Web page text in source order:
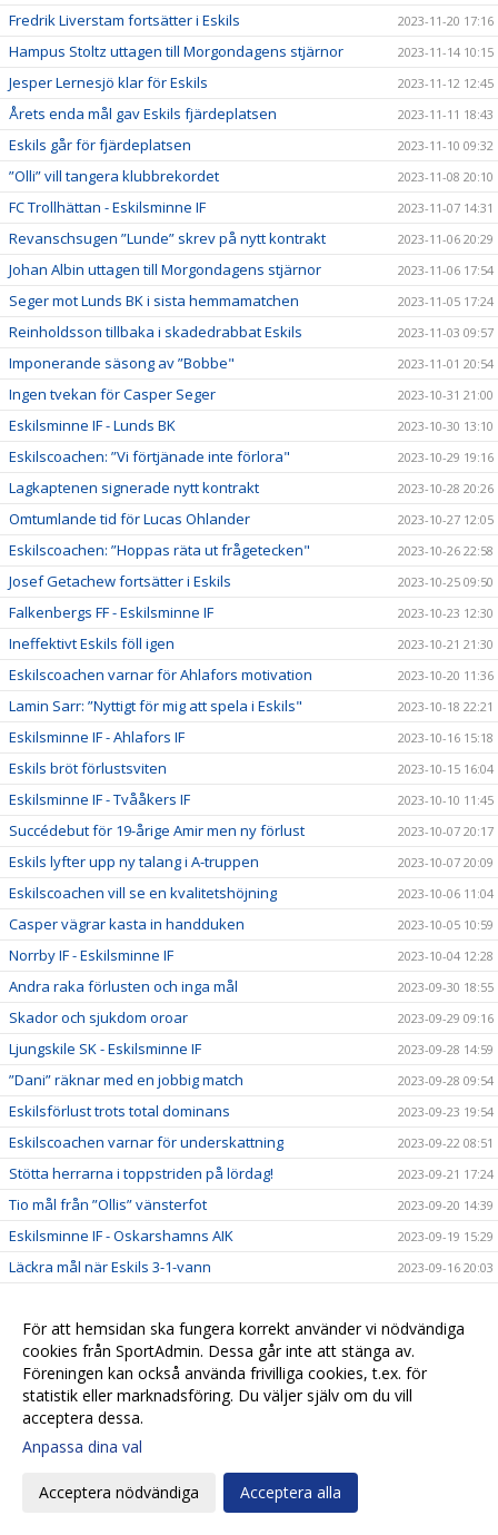
Fredrik Liverstam fortsätter i Eskils 2023-11-20 17:16
Hampus Stoltz uttagen till Morgondagens stjärnor 2023-11-14 10:15
Jesper Lernesjö klar för Eskils 2023-11-12 12:45
Årets enda mål gav Eskils fjärdeplatsen 2023-11-11 18:43
Eskils går för fjärdeplatsen 2023-11-10 09:32
”Olli” vill tangera klubbrekordet 2023-11-08 20:10
FC Trollhättan - Eskilsminne IF 2023-11-07 14:31
Revanschsugen ”Lunde” skrev på nytt kontrakt 2023-11-06 20:29
Johan Albin uttagen till Morgondagens stjärnor 2023-11-06 17:54
Seger mot Lunds BK i sista hemmamatchen 2023-11-05 17:24
Reinholdsson tillbaka i skadedrabbat Eskils 2023-11-03 09:57
Imponerande säsong av ”Bobbe" 2023-11-01 20:54
Ingen tvekan för Casper Seger 2023-10-31 21:00
Eskilsminne IF - Lunds BK 2023-10-30 13:10
Eskilscoachen: ”Vi förtjänade inte förlora" 2023-10-29 19:16
Lagkaptenen signerade nytt kontrakt 2023-10-28 20:26
Omtumlande tid för Lucas Ohlander 2023-10-27 12:05
Eskilscoachen: ”Hoppas räta ut frågetecken" 2023-10-26 22:58
Josef Getachew fortsätter i Eskils 2023-10-25 09:50
Falkenbergs FF - Eskilsminne IF 2023-10-23 12:30
Ineffektivt Eskils föll igen 2023-10-21 21:30
Eskilscoachen varnar för Ahlafors motivation 2023-10-20 11:36
Lamin Sarr: ”Nyttigt för mig att spela i Eskils" 2023-10-18 22:21
Eskilsminne IF - Ahlafors IF 2023-10-16 15:18
Eskils bröt förlustsviten 2023-10-15 16:04
Eskilsminne IF - Tvååkers IF 2023-10-10 11:45
Succédebut för 19-årige Amir men ny förlust 2023-10-07 20:17
Eskils lyfter upp ny talang i A-truppen 2023-10-07 20:09
Eskilscoachen vill se en kvalitetshöjning 2023-10-06 11:04
Casper vägrar kasta in handduken 2023-10-05 10:59
Norrby IF - Eskilsminne IF 2023-10-04 12:28
Andra raka förlusten och inga mål 2023-09-30 18:55
Skador och sjukdom oroar 2023-09-29 09:16
Ljungskile SK - Eskilsminne IF 2023-09-28 14:59
”Dani” räknar med en jobbig match 2023-09-28 09:54
Eskilsförlust trots total dominans 2023-09-23 19:54
Eskilscoachen varnar för underskattning 2023-09-22 08:51
Stötta herrarna i toppstriden på lördag! 2023-09-21 17:24
Tio mål från ”Ollis” vänsterfot 2023-09-20 14:39
Eskilsminne IF - Oskarshamns AIK 2023-09-19 15:29
Läckra mål när Eskils 3-1-vann 2023-09-16 20:03
Josef Getachew: "Min professor uppmanar mig spela
fotboll"
2023-09-13 20:51
Eskilsminne IF - Vänersborgs IF 2023-09-12 08:07
Stor irritation när Eskils föll i Malmö
Många borta men Andy tillbaka
Lucas hoppas på ”Tredje gången gillt"
Ariana FC - Eskilsminne IF
För att hemsidan ska fungera korrekt använder vi nödvändiga
cookies från SportAdmin. Dessa går inte att stänga av.
Föreningen kan också använda frivilliga cookies, t.ex. för
statistik eller marknadsföring. Du väljer själv om du vill
acceptera dessa.
Anpassa dina val
Acceptera nödvändiga Acceptera alla